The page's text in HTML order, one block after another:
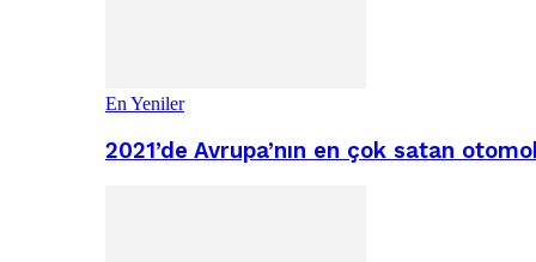
En Yeniler
2021’de Avrupa’nın en çok satan